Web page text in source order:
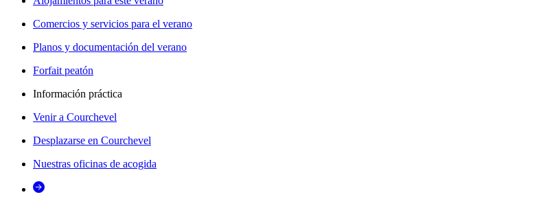
Comercios y servicios para el verano
Planos y documentación del verano
Forfait peatón
Información práctica
Venir a Courchevel
Desplazarse en Courchevel
Nuestras oficinas de acogida